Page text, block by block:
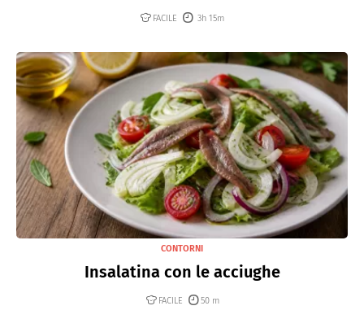
FACILE 3h 15m
CONTORNI
Insalatina con le acciughe
FACILE 50 m